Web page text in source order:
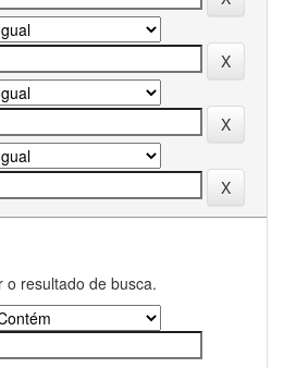
o resultado de busca.